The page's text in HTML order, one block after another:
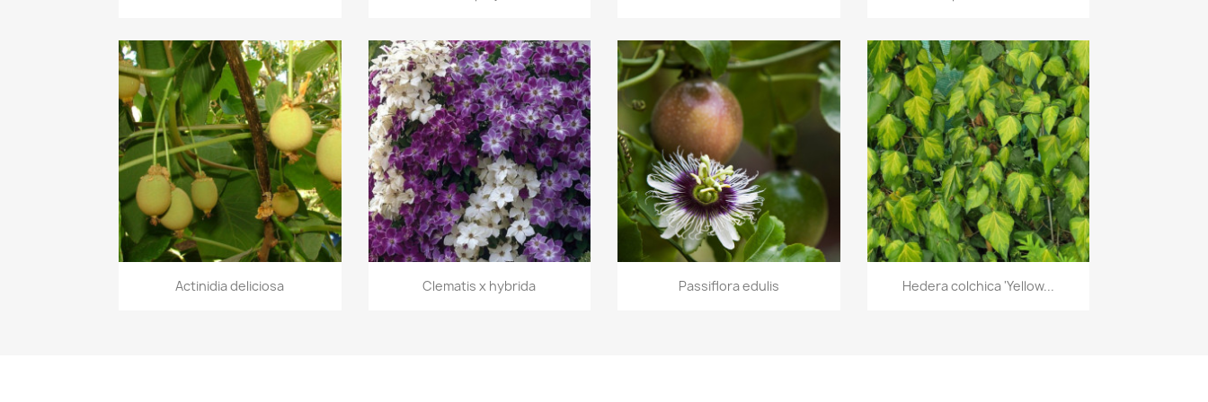
Aperçu rapide
Actinidia deliciosa Aperçu rapide
Clematis x hybrida Aperçu rapide
Passiflora edulis Aperçu rapide
Hedera colchica 'Yellow...